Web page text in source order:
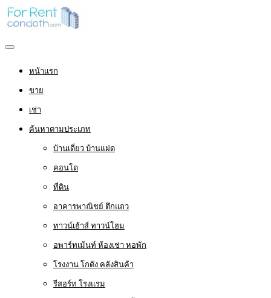
หน้าแรก
ขาย
เช่า
ค้นหาตามประเภท
บ้านเดี่ยว บ้านแฝด
คอนโด
ที่ดิน
อาคารพาณิชย์ ตึกแถว
ทาวน์เฮ้าส์ ทาวน์โฮม
อพาร์ทเม้นท์ ห้องเช่า หอพัก
โรงงาน โกดัง คลังสินค้า
รีสอร์ท โรงแรม